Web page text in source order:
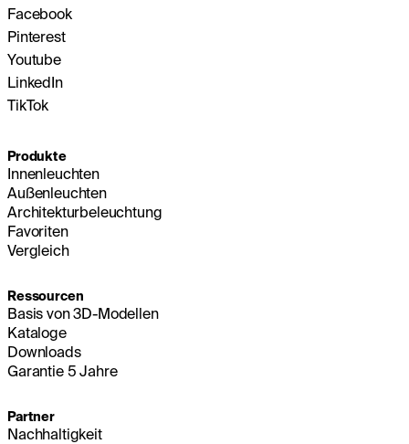
Facebook
Pinterest
Youtube
LinkedIn
TikTok
Produkte
Innenleuchten
Außenleuchten
Architekturbeleuchtung
Favoriten
Vergleich
Ressourcen
Basis von 3D-Modellen
Kataloge
Downloads
Garantie 5 Jahre
Partner
Nachhaltigkeit